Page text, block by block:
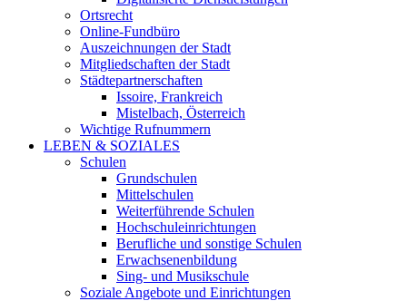
Ortsrecht
Online-Fundbüro
Auszeichnungen der Stadt
Mitgliedschaften der Stadt
Städtepartnerschaften
Issoire, Frankreich
Mistelbach, Österreich
Wichtige Rufnummern
LEBEN & SOZIALES
Schulen
Grundschulen
Mittelschulen
Weiterführende Schulen
Hochschuleinrichtungen
Berufliche und sonstige Schulen
Erwachsenenbildung
Sing- und Musikschule
Soziale Angebote und Einrichtungen